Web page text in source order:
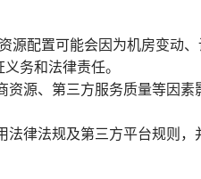
源配置可能会因为机房变动
务和法律责任。
源、第三方服务质量等因素
律法规及第三方平台规则，